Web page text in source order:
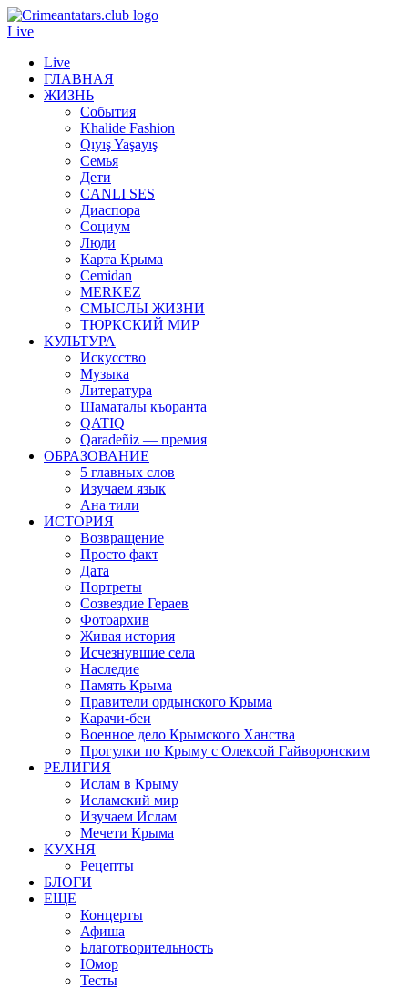
Live
Live
ГЛАВНАЯ
ЖИЗНЬ
События
Khalide Fashion
Qıyış Yaşayış
Семья
Дети
CANLI SES
Диаспора
Социум
Люди
Карта Крыма
Cemidan
МERKEZ
СМЫСЛЫ ЖИЗНИ
ТЮРКСКИЙ МИР
КУЛЬТУРА
Искусство
Музыка
Литература
Шаматалы къоранта
QATIQ
Qaradeñiz — премия
ОБРАЗОВАНИЕ
5 главных слов
Изучаем язык
Ана тили
ИСТОРИЯ
Возвращение
Просто факт
Дата
Портреты
Созвездие Гераев
Фотоархив
Живая история
Исчезнувшие села
Наследие
Память Крыма
Правители ордынского Крыма
Карачи-беи
Военное дело Крымского Ханства
Прогулки по Крыму с Олексой Гайворонским
РЕЛИГИЯ
Ислам в Крыму
Исламский мир
Изучаем Ислам
Мечети Крыма
КУХНЯ
Рецепты
БЛОГИ
ЕЩЕ
Концерты
Афиша
Благотворительность
Юмор
Тесты